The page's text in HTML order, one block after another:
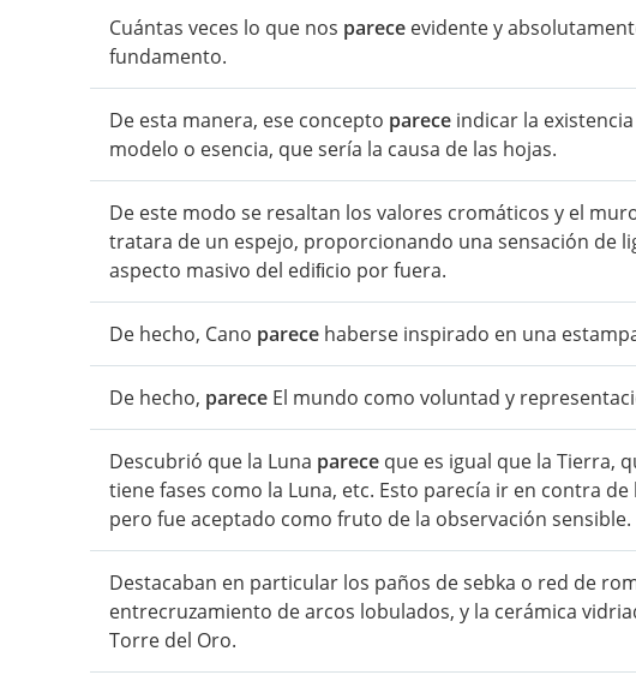
Cuántas veces lo que nos parece evidente y
fundamento.
De esta manera, ese concepto parece indicar la
modelo o esencia, que sería la causa de las hojas.
De este modo se resaltan los valores cromáticos y el
tratara de un espejo, proporcionando una sensación de
aspecto masivo del ediﬁcio por fuera.
De hecho, Cano parece haberse inspirado en una
De hecho, parece El mundo como voluntad y
Descubrió que la Luna parece que es igual que la Tierra,
tiene fases como la Luna, etc. Esto parecía ir en contra
pero fue aceptado como fruto de la observación sensible.
Destacaban en particular los paños de sebka o red de
entrecruzamiento de arcos lobulados, y la cerámica
Torre del Oro.